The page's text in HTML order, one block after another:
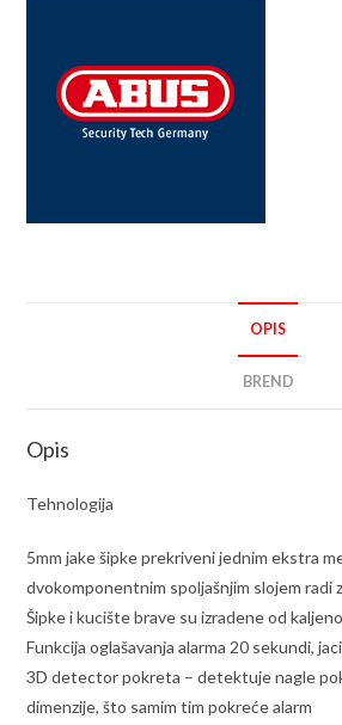
OPIS
BREND
Opis
Tehnologija
5mm jake šipke prekriveni jednim ekstra
dvokomponentnim spoljašnjim slojem radi
Šipke i kucište brave su izradene od
Funkcija oglašavanja alarma 20 sekundi,
3D detector pokreta – detektuje nagle
dimenzije, što samim tim pokreće alarm